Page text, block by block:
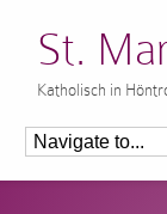
St.
Katholisch in